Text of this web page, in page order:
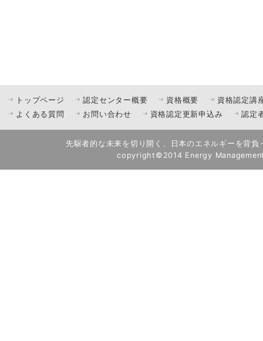
トップページ 認定センター概要 資格概要
資格認定講
よくある質問
お問い合わせ 資格認定更新申込み 認定
先駆者的な未来を切り開く、日本のエネルギーを背
copyright©2014 Energy